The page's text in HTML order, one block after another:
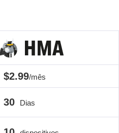
$2.99/mês
30 Dias